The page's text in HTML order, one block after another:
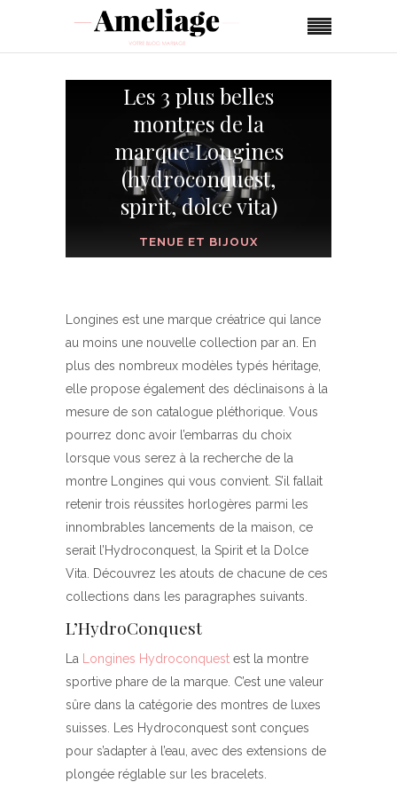
Les 3 plus belles
montres de la
marque Longines
(hydroconquest,
spirit, dolce vita)
TENUE ET BIJOUX
Longines est une marque créatrice qui lance
au moins une nouvelle collection par an. En
plus des nombreux modèles typés héritage,
elle propose également des déclinaisons à la
mesure de son catalogue pléthorique. Vous
pourrez donc avoir l’embarras du choix
lorsque vous serez à la recherche de la
montre Longines qui vous convient. S’il fallait
retenir trois réussites horlogères parmi les
innombrables lancements de la maison, ce
serait l’Hydroconquest, la Spirit et la Dolce
Vita. Découvrez les atouts de chacune de ces
collections dans les paragraphes suivants.
L’HydroConquest
La Longines Hydroconquest est la montre
sportive phare de la marque. C’est une valeur
sûre dans la catégorie des montres de luxes
suisses. Les Hydroconquest sont conçues
pour s’adapter à l’eau, avec des extensions de
plongée réglable sur les bracelets.